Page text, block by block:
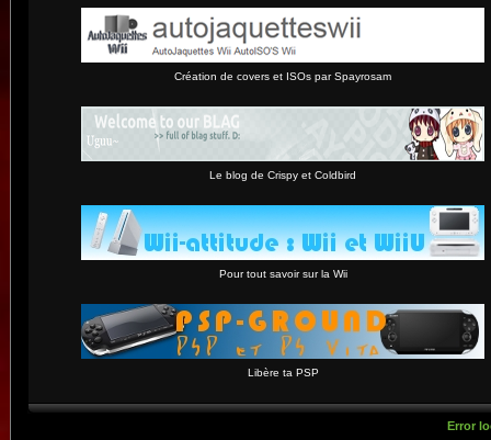
Création de covers et ISOs par Spayrosam
Le blog de Crispy et Coldbird
Pour tout savoir sur la Wii
Libère ta PSP
Error